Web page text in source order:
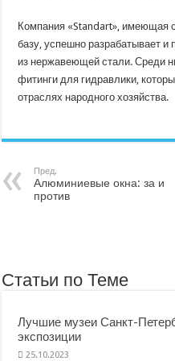
Компания «Standart», имеющая
базу, успешно разрабатывает и
из нержавеющей стали. Среди
фитинги для гидравлики,
отраслях народного хозяйства.
Пред.
Алюминиевые окна: за и
против
Статьи по Теме
Лучшие музеи Санкт-
экспозиции
25.10.2023